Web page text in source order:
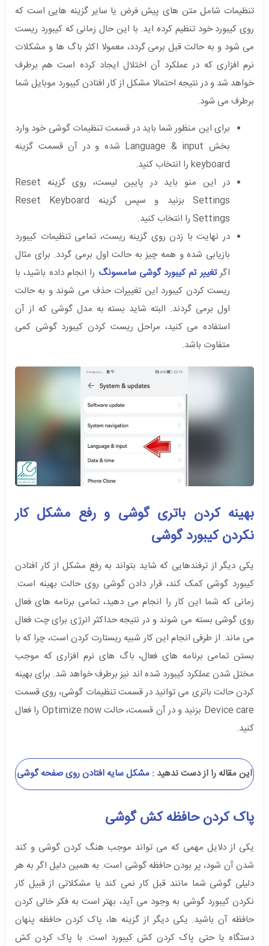
تنظیمات شامل متن های پیش فرض یا سایر گزینه هایی است که
روی کیبورد خود تنظیم کرده اید. با این حال زمانی که کیبورد ریست
می شود و به حالت قبل برمی گردد، معمولا اکثر باگ ها و مشکلات
نرم افزاری که در عملکرد آن اختلال ایجاد کرده است هم برطرف
خواهد شد و در نتیجه احتمالا مشکل از کار افتادن کیبورد موبایل شما
برطرف می شود.
برای این منظور شما باید در قسمت تنظیمات گوشی خود وارد
بخش Language & input شده و در آن قسمت گزینه
keyboard را انتخاب کنید.
در این منو باید در پایین لیست، روی گزینه Reset
Settings بزنید و سپس گزینه Reset Keyboard
Settings را انتخاب کنید.
در نهایت با زدن روی گزینه ریست، تمامی تنظیمات کیبورد
بازیابی شده و همه چیز به حالت اول برمی گردد. برای مثال
اگرتغییر تم کیبورد گوشی سامسونگ را انجام داده باشید، با
ریست کردن کیبورد این تغییرات حذف می شوند و به حالت
اول برمی گردند. البته شاید بسته به مدل گوشی که از آن
استفاده می کنید، مراحل ریست کردن کیبورد گوشی کمی
متفاوت باشد.
بهینه کردن باتری گوشی و رفع مشکل کار
نکردن کیبورد گوشی
یکی دیگر از ترفندهایی که شاید بتواند به رفع مشکل از کار افتادن
کیبورد گوشی‌ کمک کند، قرار دادن گوشی روی حالت بهینه است.
زمانی که شما این کار را انجام می دهید، تمامی برنامه های فعال
روی گوشی بسته می شوند و در نتیجه حداکثر انرژی برای چت فعال
می ماند. از طرفی انجام این کار شبیه ریستارت کردن است، چرا که با
بستن تمامی برنامه های فعال، باگ های نرم افزاری که موجب
مختل شدن عملکرد کیبورد شده اند نیز برطرف خواهد شد. برای بهینه
کردن حالت باتری می توانید در قسمت تنظیمات گوشی، روی قسمت
Device care بزنید و در آن قسمت، حالت Optimize now را فعال
کنید.
این مقاله را از دست ندهید : مشکل سایه افتادن روی صفحه گوشی
پاک کردن حافظه کش گوشی
یکی از دلایل مهمی که می تواند موجب هنگ کردن گوشی و کند
شدن آن شود، پر بودن حافظه گوشی است. به همین دلیل اگر به هر
دلیلی گوشی شما مانند قبل کار نمی کند یا مشکلاتی از قبیل کار
نکردن کیبورد گوشی به وجود می آید، بهتر است به فکر خالی کردن
حافظه آن باشید. یکی دیگر از گزینه ها، پاک کردن حافظه پنهان
دستگاه یا حتی پاک کردن کش کیبورد است. با پاک کردن کش